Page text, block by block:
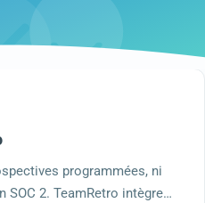
programmées, ni
SOC 2. TeamRetro intègre